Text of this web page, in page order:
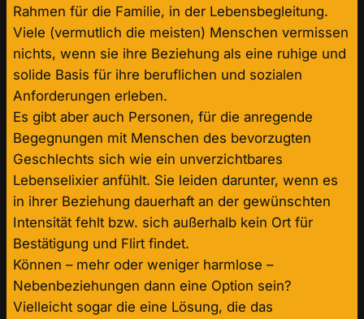
Rahmen für die Familie, in der Lebensbegleitung.
Viele (vermutlich die meisten) Menschen vermissen
nichts, wenn sie ihre Beziehung als eine ruhige und
solide Basis für ihre beruflichen und sozialen
Anforderungen erleben.
Es gibt aber auch Personen, für die anregende
Begegnungen mit Menschen des bevorzugten
Geschlechts sich wie ein unverzichtbares
Lebenselixier anfühlt. Sie leiden darunter, wenn es
in ihrer Beziehung dauerhaft an der gewünschten
Intensität fehlt bzw. sich außerhalb kein Ort für
Bestätigung und Flirt findet.
Können – mehr oder weniger harmlose –
Nebenbeziehungen dann eine Option sein?
Vielleicht sogar die eine Lösung, die das